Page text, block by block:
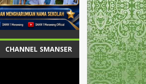
CHANNEL SMANSER